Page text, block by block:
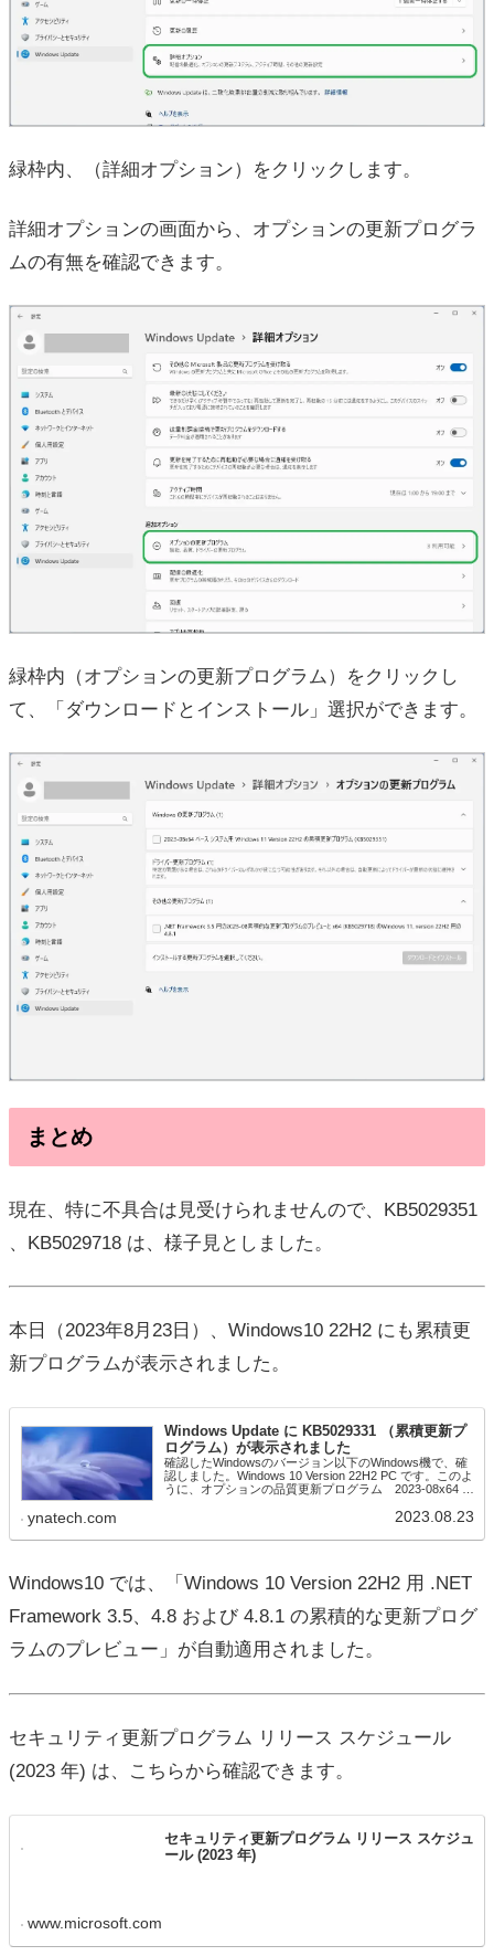
緑枠内、（詳細オプション）をクリックします。
詳細オプションの画面から、オプションの更新プログラ
ムの有無を確認できます。
緑枠内（オプションの更新プログラム）をクリックし
て、「ダウンロードとインストール」選択ができます。
まとめ
現在、特に不具合は見受けられませんので、KB5029351
、KB5029718 は、様子見としました。
本日（2023年8月23日）、Windows10 22H2 にも累積更
新プログラムが表示されました。
Windows Update に KB5029331 （累積更新プ
ログラム）が表示されました
確認したWindowsのバージョン以下のWindows機で、確
認しました。Windows 10 Version 22H2 PC です。このよ
うに、オプションの品質更新プログラム 2023-08x64 ベ
ynatech.com 2023.08.23
Windows10 では、「Windows 10 Version 22H2 用 .NET
Framework 3.5、4.8 および 4.8.1 の累積的な更新プログ
ラムのプレビュー」が自動適用されました。
セキュリティ更新プログラム リリース スケジュール
(2023 年) は、こちらから確認できます。
セキュリティ更新プログラム リリース スケジュ
ール (2023 年)
www.microsoft.com